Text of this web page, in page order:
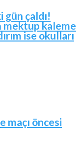
gün çaldı!
mektup kaleme
ise okulları
maçı öncesi